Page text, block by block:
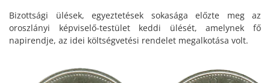
Bizottsági ülések, egyeztetések sokasága előzte meg az
oroszlányi képviselő-testület keddi ülését, amelynek fő
napirendje, az idei költségvetési rendelet megalkotása volt.